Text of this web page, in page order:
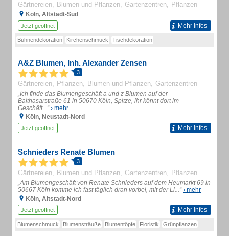
Gärtnereien Blumen und Pflanzen Gartenzentren Pflanzen
Köln, Altstadt-Süd
Jetzt geöffnet Mehr Infos
Bühnendekoration Kirchenschmuck Tischdekoration
A&Z Blumen, Inh. Alexander Zensen
3
Gärtnereien Pflanzen Blumen und Pflanzen Gartenzentren
„Ich finde das Blumengeschäft a und z Blumen auf der
Balthasarstraße 61 in 50670 Köln, Spitze, ihr könnt dort im
Geschäft...“› mehr
Köln, Neustadt-Nord
Jetzt geöffnet Mehr Infos
Schnieders Renate Blumen
3
Gärtnereien Blumen und Pflanzen Gartenzentren Pflanzen
„Am Blumengeschäft von Renate Schnieders auf dem Heumarkt 69 in
50667 Köln komme ich fast täglich dran vorbei, mit der Li...“› mehr
Köln, Altstadt-Nord
Jetzt geöffnet Mehr Infos
Blumenschmuck Blumensträuße Blumentöpfe Floristik Grünpflanzen